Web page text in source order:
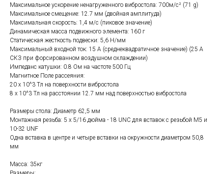
Максимальное ускорение ненагруженного вибростола: 700м/с² (71 g)
Максимальное смещение: 12.7 мм (двойная амплитуда)
Максимальная скорость: 1,4 м/с (пиковое значение)
Динамическая масса подвижного элемента: 160 г
Статическая жесткость подвески: 5,6 Н/мм
Максимальный входной ток: 15 А (среднеквадратичное значение) (25 А
СКЗ при форсированном воздушном охлаждении)
Импеданс катушки: 0.8 Ом на частоте 500 Гц
Магнитное Поле рассеяния:
20 х 10^3 Тл на поверхности вибростола
8 х 10^3 Тл на расстоянии 12.7 мм над поверхностью вибростола
Размеры стола: Диаметр 62,5 мм
Монтажная резьба: 5 х 5/16 дюйма - 18 UNC для вставок с резьбой М5 и
10-32 UNF
Одна вставка в центре и четыре вставки на окружности диаметром 50,8
мм
Масса: 35кг